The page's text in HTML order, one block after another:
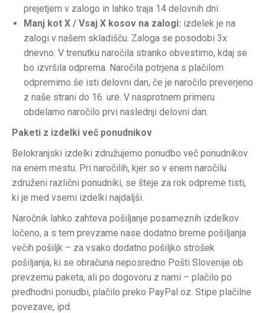
prejetjem v zalogo in lahko traja 14 delovnih dni.
Manj kot X / Vsaj X kosov na zalogi: izdelek je na
zalogi v našem skladišču. Zaloga se posodobi 3x
dnevno. V trenutku naročila stranko obvestimo, kdaj se
bo izvršila odprema. Naročila potrjena s plačilom
odpremimo še isti delovni dan, če je naročilo preverjeno
z naše strani do 16. ure. V nasprotnem primeru
obdelamo naročilo prvi naslednji delovni dan.
Paketi z izdelki več ponudnikov
Belokranjski izdelki združujemo ponudbo več ponudnikov
na enem mestu. Pri naročilih, kjer so v enem naročilu
združeni različni ponudniki, se šteje za rok odpreme tisti,
ki je med vsemi izdelki najdaljši.
Naročnik lahko zahteva pošiljanje posameznih izdelkov
ločeno, a s tem prevzame nase dodatno breme pošiljanja
večih pošiljk – za vsako dodatno pošiljko strošek
pošiljanja, ki se obračuna neposredno Pošti Slovenije ob
prevzemu paketa, ali po dogovoru z nami – plačilo po
predhodni ponudbi, plačilo preko PayPal oz. Stipe plačilne
povezave, ipd.